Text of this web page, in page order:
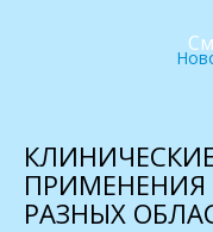
РАЗНЫХ